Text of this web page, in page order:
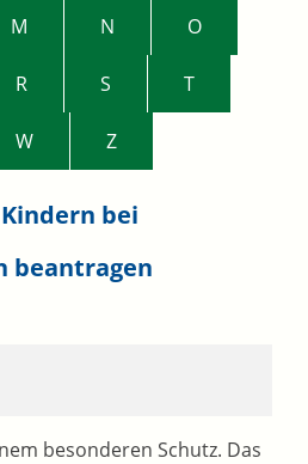
M N O
R S T
W Z
bei
beantragen
besonderen Schutz. Das